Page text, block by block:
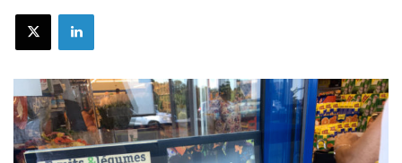
X Linkedin